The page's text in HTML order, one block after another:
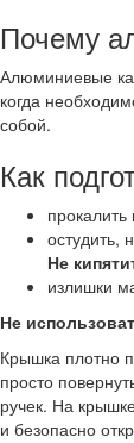
Почему
Алюминиевые
когда
собой.
Как
прокалить
остудить,
Не
излишки
Не
Крышка плотно
просто
ручек. На
и безопасно